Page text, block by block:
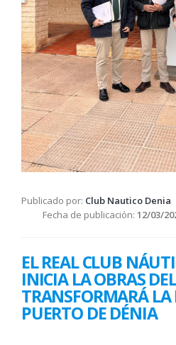
Publicado por: Club Nautico Denia
Fecha de publicación: 12/03/
EL REAL CLUB
INICIA LA OBRAS
TRANSFORMARÁ
PUERTO DE DÉNIA